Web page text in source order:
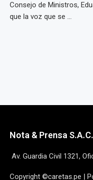
Consejo de Ministros,
que la voz que se ...
Nota & Prensa S.A.C.
Av. Guardia Civil 1321,
Copyright ©caretas.pe |